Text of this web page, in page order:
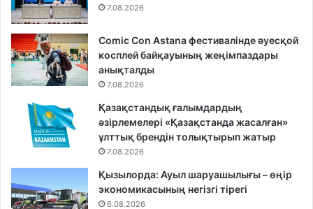
7.08.2026
Comic Con Astana фестивалінде әуесқой
косплей байқауының жеңімпаздары
анықталды
7.08.2026
Қазақстандық ғалымдардың
әзірлемелері «Қазақстанда жасалған»
ұлттық брендін толықтырып жатыр
7.08.2026
Қызылорда: Ауыл шаруашылығы – өңір
экономикасының негізгі тірегі
6.08.2026